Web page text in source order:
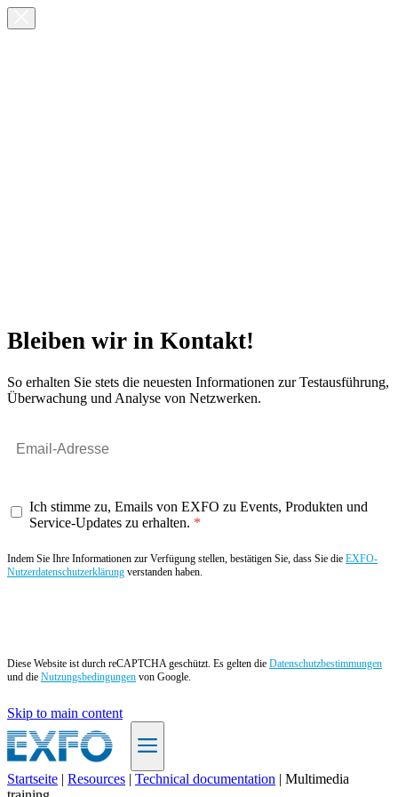
Bleiben wir in Kontakt!
So erhalten Sie stets die neuesten Informationen zur Testausführung,
Überwachung und Analyse von Netzwerken.
Ich stimme zu, Emails von EXFO zu Events, Produkten und
Service-Updates zu erhalten.
Indem Sie Ihre Informationen zur Verfügung stellen, bestätigen Sie, dass Sie die EXFO-
Nutzerdatenschutzerklärung verstanden haben.
Diese Website ist durch reCAPTCHA geschützt. Es gelten die Datenschutzbestimmungen
und die Nutzungsbedingungen von Google.
Skip to main content
Startseite | Resources | Technical documentation | Multimedia